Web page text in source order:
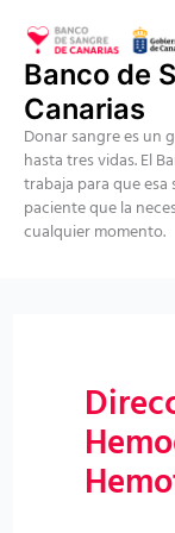
contenido
Banco de
Canarias
Donar sangre es un
hasta tres vidas. El
trabaja para que esa
paciente que la
cualquier momento.